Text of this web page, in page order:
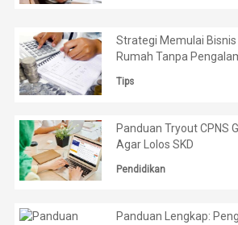
Strategi Memulai
Rumah Tanpa
Tips
Panduan Tryout CPNS
Agar Lolos SKD
Pendidikan
Panduan Lengkap: